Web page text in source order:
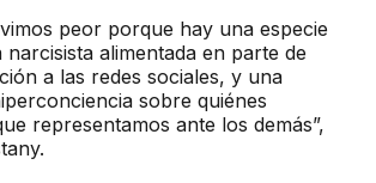
peor porque hay una especie
narcisista alimentada en parte de
a las redes sociales, y una
sobre quiénes
representamos ante los demás”,